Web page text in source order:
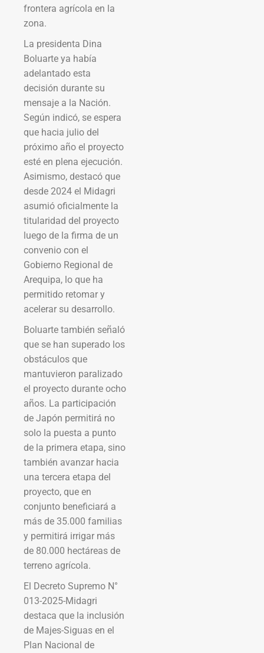
frontera agrícola en la
zona.
La presidenta Dina
Boluarte ya había
adelantado esta
decisión durante su
mensaje a la Nación.
Según indicó, se espera
que hacia julio del
próximo año el proyecto
esté en plena ejecución.
Asimismo, destacó que
desde 2024 el Midagri
asumió oficialmente la
titularidad del proyecto
luego de la firma de un
convenio con el
Gobierno Regional de
Arequipa, lo que ha
permitido retomar y
acelerar su desarrollo.
Boluarte también señaló
que se han superado los
obstáculos que
mantuvieron paralizado
el proyecto durante ocho
años. La participación
de Japón permitirá no
solo la puesta a punto
de la primera etapa, sino
también avanzar hacia
una tercera etapa del
proyecto, que en
conjunto beneficiará a
más de 35.000 familias
y permitirá irrigar más
de 80.000 hectáreas de
terreno agrícola.
El Decreto Supremo N°
013-2025-Midagri
destaca que la inclusión
de Majes-Siguas en el
Plan Nacional de